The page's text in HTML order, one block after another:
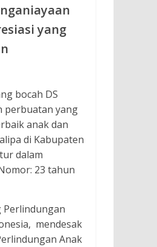
yang
bocah DS
perbuatan yang
anak dan
di Kabupaten
dalam
23 tahun
Perlindungan
mendesak
Anak